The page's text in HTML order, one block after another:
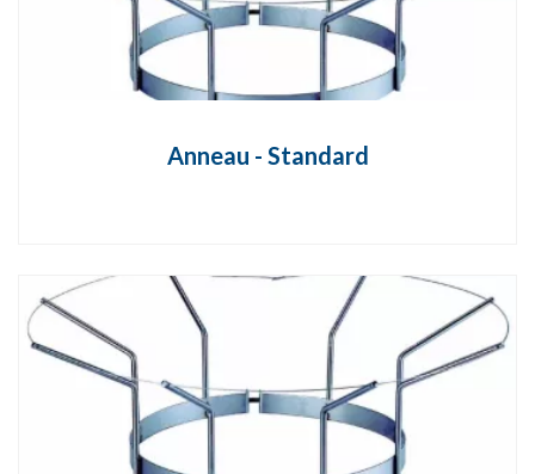
Anneau - Standard